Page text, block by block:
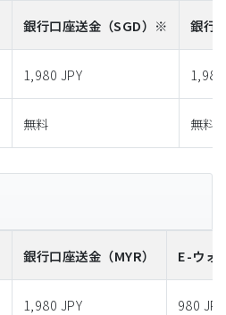
銀行口座送金 （SGD）※ 銀行
1,980 JPY
無料 無料
銀行口座送金 （MYR） E-ウォ
1,980 JPY 980 JPY